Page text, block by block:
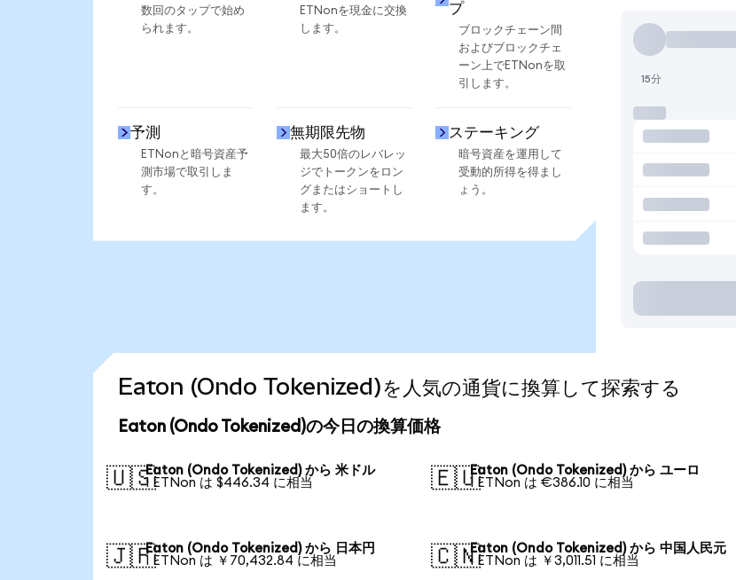
数回のタップで始め
られます。
ETNonを現金に交換
します。
プ
ブロックチェーン間
およびブロックチェ
ーン上でETNonを取
引します。
予測
ETNonと暗号資産予
測市場で取引しま
す。
無期限先物
最大50倍のレバレッ
ジでトークンをロン
グまたはショートし
ます。
ステーキング
暗号資産を運用して
受動的所得を得まし
ょう。
15分
Eaton (Ondo Tokenized)を人気の通貨に換算して探索する
Eaton (Ondo Tokenized)の今日の換算価格
🇺🇸Eaton (Ondo Tokenized) から 米ドル
1 ETNon は $446.34 に相当
🇪🇺Eaton (Ondo Tokenized) から ユーロ
1 ETNon は €386.10 に相当
🇯🇵Eaton (Ondo Tokenized) から 日本円
1 ETNon は ￥70,432.84 に相当
🇨🇳Eaton (Ondo Tokenized) から 中国人民元
1 ETNon は ￥3,011.51 に相当